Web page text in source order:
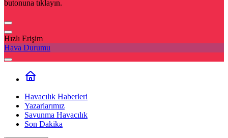
butonuna tıklayın.
Hızlı Erişim
Hava Durumu
Havacılık Haberleri
Yazarlarımız
Savunma Havacılık
Son Dakika